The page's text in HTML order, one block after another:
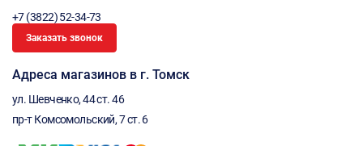
+7 (3822) 52-34-73
Заказать звонок
Адреса магазинов в г. Томск
ул. Шевченко, 44 ст. 46
пр-т Комсомольский, 7 ст. 6